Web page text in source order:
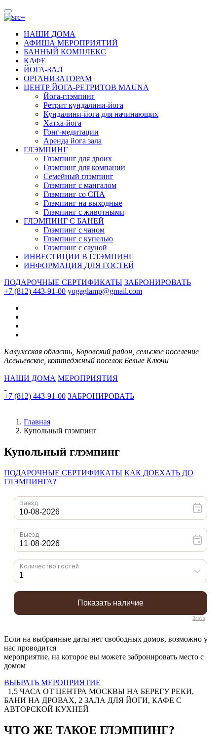
НАШИ ДОМА
АФИША МЕРОПРИЯТИЙ
БАННЫЙ КОМПЛЕКС
КАФЕ
ЙОГА-ЗАЛ
ОРГАНИЗАТОРАМ
ЦЕНТР ЙОГА-РЕТРИТОВ MAUNA
Йога-глэмпинг
Ретрит кундалини-йога
Кундалини-йога для начинающих
Хатха-йога
Гонг-медитации
Аренда йога зала
ГЛЭМПИНГ
Глэмпинг для двоих
Глэмпинг для компании
Семейный глэмпинг
Глэмпинг с мангалом
Глэмпинг со СПА
Глэмпинг на выходные
Глэмпинг с животными
ГЛЭМПИНГ С БАНЕЙ
Глэмпинг с чаном
Глэмпинг с купелью
Глэмпинг с сауной
ИНВЕСТИЦИИ В ГЛЭМПИНГ
ИНФОРМАЦИЯ ДЛЯ ГОСТЕЙ
ПОДАРОЧНЫЕ СЕРТИФИКАТЫ ЗАБРОНИРОВАТЬ
+7 (812) 443-91-00 yogaglamp@gmail.com
Калужская область, Боровский район, сельское поселение
Асеньевское, коттеджный поселок Белые Ключи
НАШИ ДОМА МЕРОПРИЯТИЯ
+7 (812) 443-91-00 ЗАБРОНИРОВАТЬ
Главная
Купольный глэмпинг
Купольный глэмпинг
ПОДАРОЧНЫЕ СЕРТИФИКАТЫ КАК ДОЕХАТЬ ДО
ГЛЭМПИНГА?
Bnovo
Если на выбранные даты нет свободных домов, возможно у
нас проводится
мероприятие, на которое вы можете забронировать место с
домом
ВЫБРАТЬ МЕРОПРИЯТИЕ
1,5 ЧАСА ОТ ЦЕНТРА МОСКВЫ НА БЕРЕГУ РЕКИ,
БАНИ НА ДРОВАХ, 2 ЗАЛА ДЛЯ ЙОГИ, КАФЕ С
АВТОРСКОЙ КУХНЕЙ
ЧТО ЖЕ ТАКОЕ ГЛЭМПИНГ?